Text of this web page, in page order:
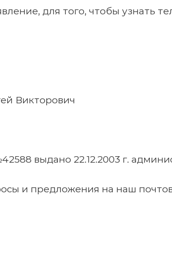
для того, чтобы узнать
Викторович
выдано 22.12.2003 г.
и предложения на наш